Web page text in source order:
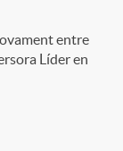
entre
Líder en